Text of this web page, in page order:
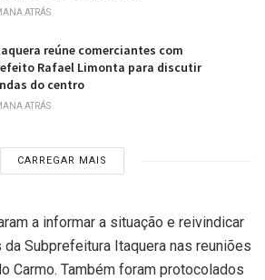
ATRÁS
reúne comerciantes com
Rafael Limonta para discutir
do centro
ATRÁS
CARREGAR MAIS
a informar a situação e reivindicar
Subprefeitura Itaquera nas reuniões
Carmo. Também foram protocolados